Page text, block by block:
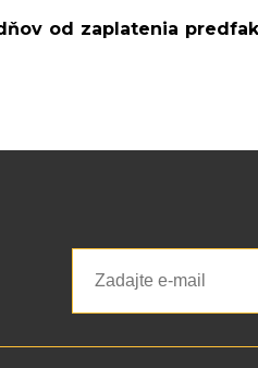
od zaplatenia